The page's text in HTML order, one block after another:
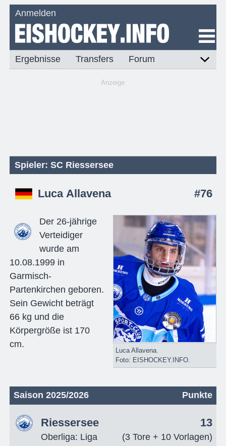
Anmelden
Ergebnisse Transfers Forum
Anzeige
Spieler: SC Riessersee
Luca Allavena #76
Luca Allavena.
Foto: EISHOCKEY.INFO.
Der 26-jährige
Verteidiger
wurde am
10.08.1999 in
Garmisch-
Partenkirchen geboren.
Sein Gewicht beträgt
66 kg und die
Körpergröße ist 170
cm.
Saison 2025/2026 Punkte
Riessersee
Oberliga: Liga
13
(3 Tore + 10 Vorlagen)